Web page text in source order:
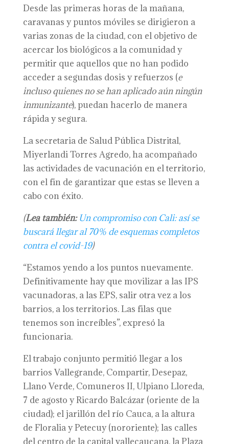
Desde las primeras horas de la mañana,
caravanas y puntos móviles se dirigieron a
varias zonas de la ciudad, con el objetivo de
acercar los biológicos a la comunidad y
permitir que aquellos que no han podido
acceder a segundas dosis y refuerzos (e
incluso quienes no se han aplicado aún ningún
inmunizante), puedan hacerlo de manera
rápida y segura.
La secretaria de Salud Pública Distrital,
Miyerlandi Torres Agredo, ha acompañado
las actividades de vacunación en el territorio,
con el fin de garantizar que estas se lleven a
cabo con éxito.
(Lea también:Un compromiso con Cali: así se
buscará llegar al 70% de esquemas completos
contra el covid-19)
“Estamos yendo a los puntos nuevamente.
Definitivamente hay que movilizar a las IPS
vacunadoras, a las EPS, salir otra vez a los
barrios, a los territorios. Las filas que
tenemos son increíbles”, expresó la
funcionaria.
El trabajo conjunto permitió llegar a los
barrios Vallegrande, Compartir, Desepaz,
Llano Verde, Comuneros II, Ulpiano Lloreda,
7 de agosto y Ricardo Balcázar (oriente de la
ciudad); el jarillón del río Cauca, a la altura
de Floralia y Petecuy (nororiente); las calles
del centro de la capital vallecaucana, la Plaza